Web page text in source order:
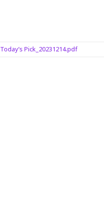
Today’s Pick_20231214.pdf